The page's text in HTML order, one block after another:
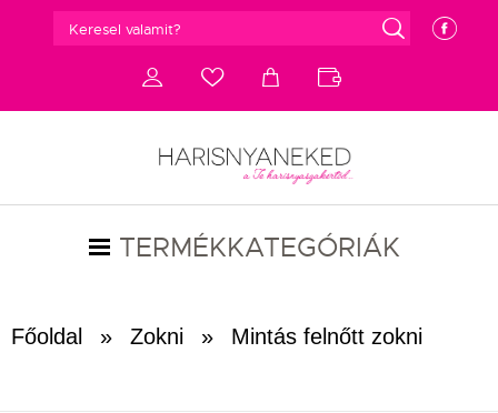
e g
d c a b
TERMÉKKATEGÓRIÁK
Főoldal » Zokni » Mintás felnőtt zokni